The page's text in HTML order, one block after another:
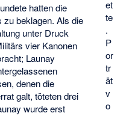
et
te
.
P
or
tr
ät
v
o
hatten die
zu beklagen. Als die
unter Druck
vier Kanonen
Launay
denen die
galt, töteten drei
wurde erst